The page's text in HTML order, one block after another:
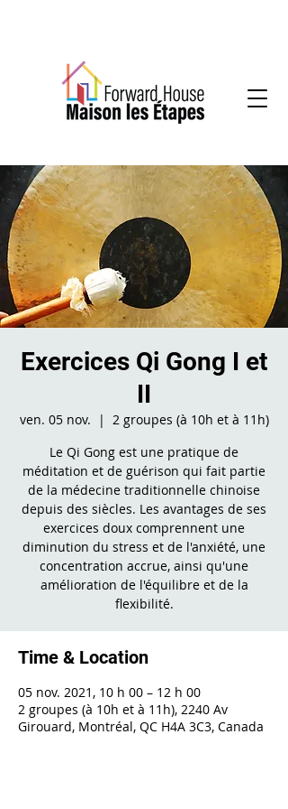
Exercices Qi Gong I et
II
ven. 05 nov.
  |
2 groupes (à 10h et à 11h)
Le Qi Gong est une pratique de
méditation et de guérison qui fait partie
de la médecine traditionnelle chinoise
depuis des siècles. Les avantages de ses
exercices doux comprennent une
diminution du stress et de l'anxiété, une
concentration accrue, ainsi qu'une
amélioration de l'équilibre et de la
flexibilité.
Time & Location
05 nov. 2021, 10 h 00 – 12 h 00
2 groupes (à 10h et à 11h), 2240 Av
Girouard, Montréal, QC H4A 3C3, Canada